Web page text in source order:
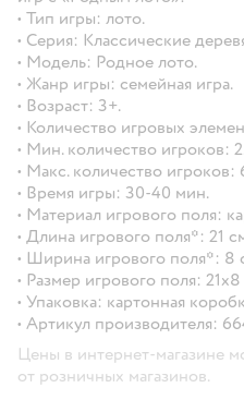
• Тип игры: лото.
• Серия: Классические
• Модель: Родное лото.
• Жанр игры: семейная игра.
• Возраст: 3+.
• Количество игровых
• Мин. количество игроков:
• Макс. количество игроков:
• Время игры: 30-40 мин.
• Материал игрового поля:
• Длина игрового поля*: 21
• Ширина игрового поля*: 8
• Размер игрового поля:
• Упаковка: картонная
• Артикул производителя:
Цены в интернет-магазине
от розничных магазинов.